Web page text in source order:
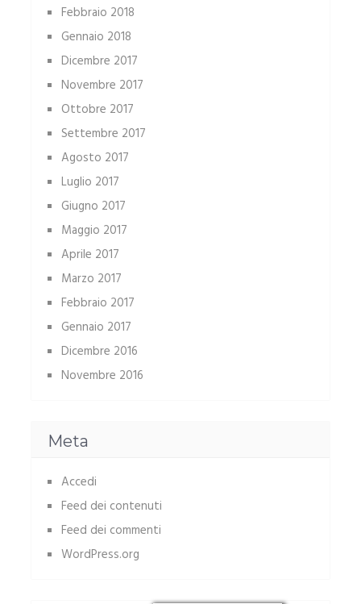
Febbraio 2018
Gennaio 2018
Dicembre 2017
Novembre 2017
Ottobre 2017
Settembre 2017
Agosto 2017
Luglio 2017
Giugno 2017
Maggio 2017
Aprile 2017
Marzo 2017
Febbraio 2017
Gennaio 2017
Dicembre 2016
Novembre 2016
Meta
Accedi
Feed dei contenuti
Feed dei commenti
WordPress.org